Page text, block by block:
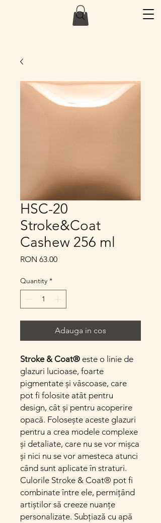
HSC-20
Stroke&Coat
Cashew 256 ml
RON 63.00Price
Quantity *
Adauga in cos
Stroke & Coat® este o linie de
glazuri lucioase, foarte
pigmentate și vâscoase, care
pot fi folosite atât pentru
design, cât și pentru acoperire
opacă. Folosește aceste glazuri
pentru a crea modele complexe
și detaliate, care nu se vor mișca
și nici nu se vor amesteca atunci
când sunt aplicate în straturi.
Culorile Stroke & Coat® pot fi
combinate între ele, permițând
artiștilor să creeze nuanțe
personalizate. Subțiază cu apă